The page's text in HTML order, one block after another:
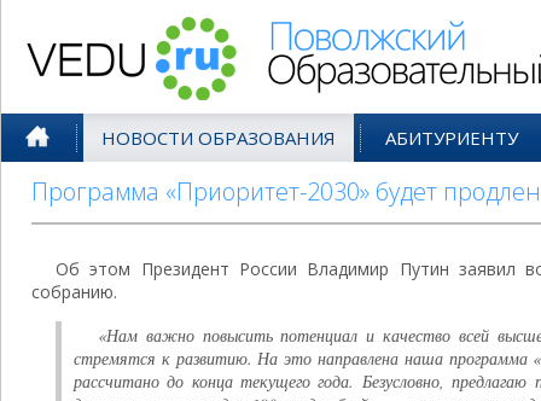
НОВОСТИ ОБРАЗОВАНИЯ АБИТУРИЕНТУ
Программа «Приоритет-2030» будет
Об этом Президент России Владимир Путин заявил
собранию.
«Нам важно повысить потенциал и качество всей
стремятся к развитию. На это направлена наша программа
рассчитано до конца текущего года. Безусловно,